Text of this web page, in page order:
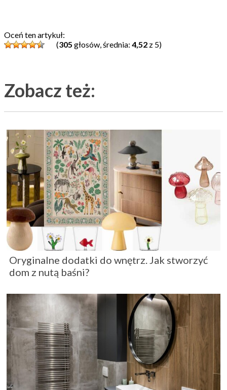
Oceń ten artykuł:
(305 głosów, średnia: 4,52 z 5)
Zobacz też:
Oryginalne dodatki do wnętrz. Jak stworzyć
dom z nutą baśni?